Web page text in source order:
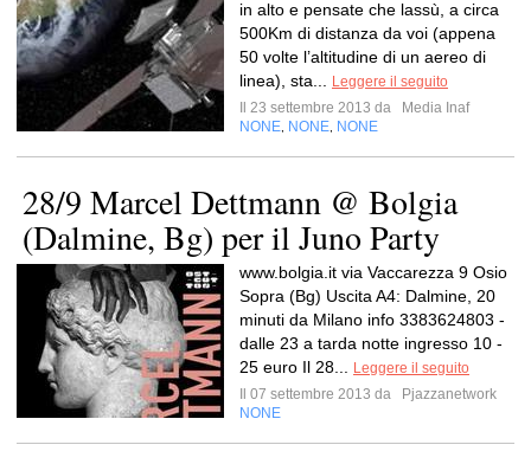
in alto e pensate che lassù, a circa
500Km di distanza da voi (appena
50 volte l’altitudine di un aereo di
linea), sta...
Leggere il seguito
Il 23 settembre 2013 da
Media Inaf
NONE NONE NONE
28/9 Marcel Dettmann @ Bolgia
(Dalmine, Bg) per il Juno Party
www.bolgia.it via Vaccarezza 9 Osio
Sopra (Bg) Uscita A4: Dalmine, 20
minuti da Milano info 3383624803 -
dalle 23 a tarda notte ingresso 10 -
25 euro Il 28...
Leggere il seguito
Il 07 settembre 2013 da
Pjazzanetwork
NONE